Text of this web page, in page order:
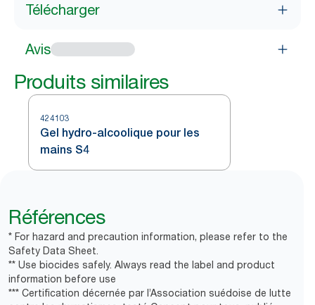
Télécharger
Avis
Produits similaires
424103
Gel hydro-alcoolique pour les
mains S4
Références
* For hazard and precaution information, please refer to the
Safety Data Sheet.
** Use biocides safely. Always read the label and product
information before use
*** Certification décernée par l’Association suédoise de lutte